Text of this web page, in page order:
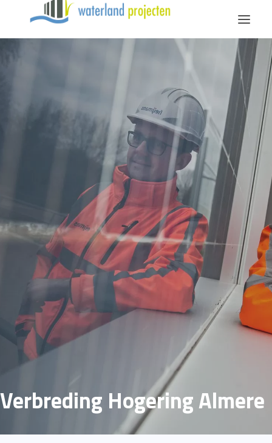
Over Waterland
Verbreding Hogering Almere